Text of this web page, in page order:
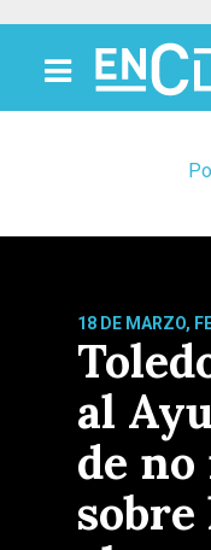
18 DE MARZO,
al
de
sobre